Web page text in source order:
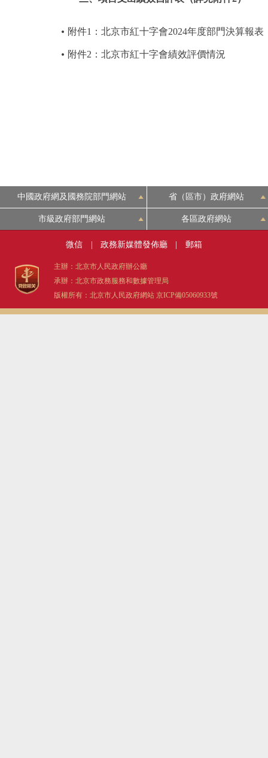
附件1：北京市紅十字會2024年度部門決算報表
附件2：北京市紅十字會績效評價情況
中國政府網及國務院部門網站 省（區市）政府網站
市級政府部門網站 各區政府網站
微信 政務新媒體發佈廳 郵箱
主辦：北京市人民政府辦公廳
承辦：北京市政務服務和數據管理局
版權所有：北京市人民政府網站 京ICP備05060933號